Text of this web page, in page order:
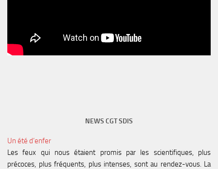
NEWS CGT SDIS
Un été d’enfer
Les feux qui nous étaient promis par les scientifiques, plus
précoces, plus fréquents, plus intenses, sont au rendez-vous. La